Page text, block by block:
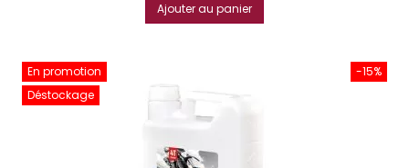
base
Ajouter au panier
-15%
En promotion
Déstockage